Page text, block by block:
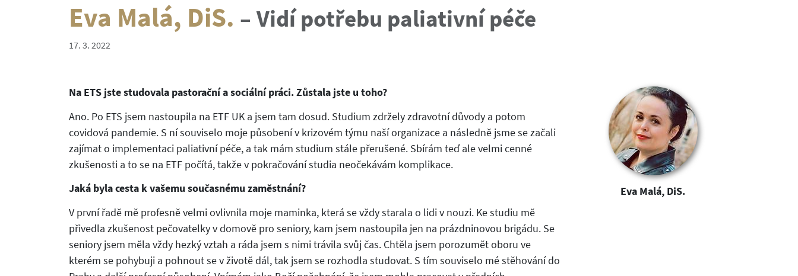
Eva Malá, DiS. – Vidí potřebu paliativní péče
17. 3. 2022
Na ETS jste studovala pastorační a sociální práci. Zůstala jste u toho?
Ano. Po ETS jsem nastoupila na ETF UK a jsem tam dosud. Studium zdržely zdravotní důvody a potom
covidová pandemie. S ní souviselo moje působení v krizovém týmu naší organizace a následně jsme se začali
zajímat o implementaci paliativní péče, a tak mám studium stále přerušené. Sbírám teď ale velmi cenné
zkušenosti a to se na ETF počítá, takže v pokračování studia neočekávám komplikace.
Jaká byla cesta k vašemu současnému zaměstnání?
V první řadě mě profesně velmi ovlivnila moje maminka, která se vždy starala o lidi v nouzi. Ke studiu mě
přivedla zkušenost pečovatelky v domově pro seniory, kam jsem nastoupila jen na prázdninovou brigádu. Se
seniory jsem měla vždy hezký vztah a ráda jsem s nimi trávila svůj čas. Chtěla jsem porozumět oboru ve
kterém se pohybuji a pohnout se v životě dál, tak jsem se rozhodla studovat. S tím souviselo mé stěhování do
Eva Malá, DiS.